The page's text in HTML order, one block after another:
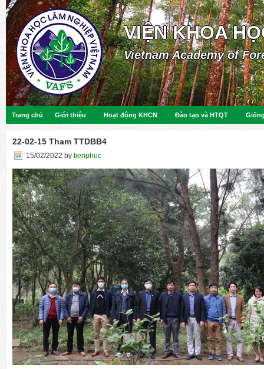
VIỆN KHOA
Vietnam Academy of
Trang chủ Giới thiệu Hoạt động KHCN Đào tạo và HTQT
22-02-15 Tham TTDBB4
15/02/2022 by tienphuc